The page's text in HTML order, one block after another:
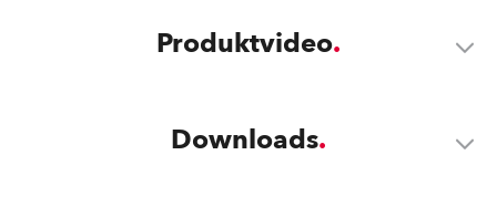
Produktvideo
Downloads